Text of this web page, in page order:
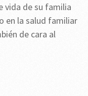
vida de su familia
en la salud familiar
de cara al